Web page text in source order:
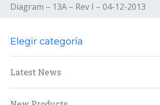
Diagram – 13A – Rev I – 04-12-2013
Elegir categoría
Latest News